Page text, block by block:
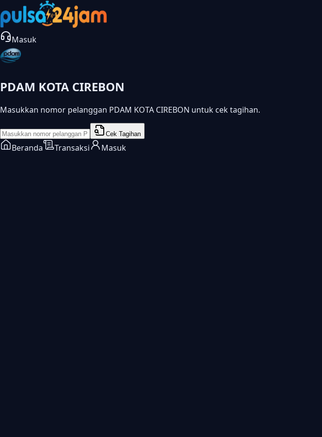
Masuk
PDAM KOTA CIREBON
Masukkan nomor pelanggan PDAM KOTA CIREBON untuk cek tagihan.
Cek Tagihan
Beranda Transaksi Masuk